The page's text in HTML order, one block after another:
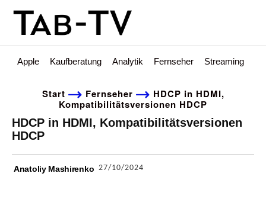
Apple Kaufberatung Analytik Fernseher Streaming
Start Fernseher
HDCP in HDMI,
Kompatibilitätsversionen HDCP
HDCP in HDMI, Kompatibilitätsversionen
HDCP
Anatoliy Mashirenko 27/10/2024